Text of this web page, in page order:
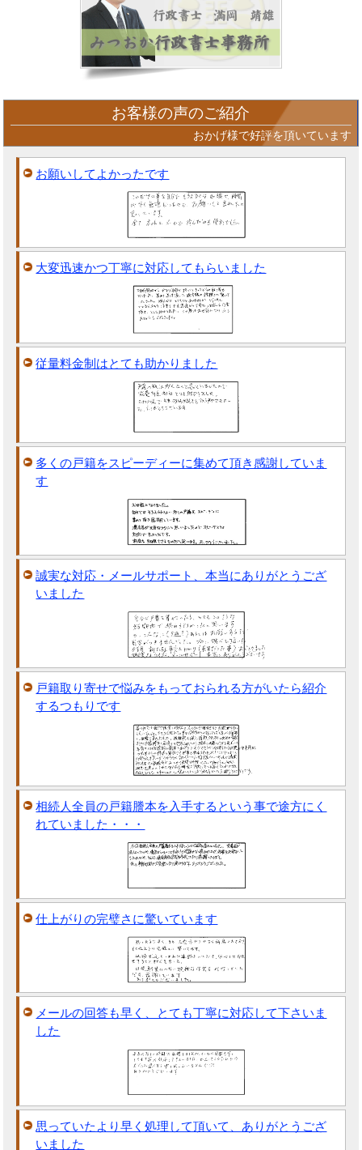
お客様の声のご紹介
おかげ様で好評を頂いています
お願いしてよかったです
大変迅速かつ丁寧に対応してもらいました
従量料金制はとても助かりました
多くの戸籍をスピーディーに集めて頂き感謝していま
す
誠実な対応・メールサポート、本当にありがとうござ
いました
戸籍取り寄せで悩みをもっておられる方がいたら紹介
するつもりです
相続人全員の戸籍謄本を入手するという事で途方にく
れていました・・・
仕上がりの完璧さに驚いています
メールの回答も早く、とても丁寧に対応して下さいま
した
思っていたより早く処理して頂いて、ありがとうござ
いました